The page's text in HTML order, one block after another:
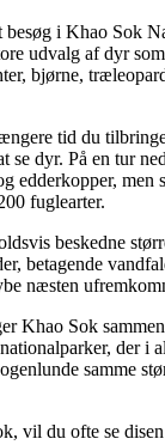
besøg i Khao Sok
udvalg af dyr
bjørne,
tid du
se dyr. På en tur
edderkopper, men
fuglearter.
beskedne
betagende
næsten
Khao Sok
der i
samme
vil du ofte se